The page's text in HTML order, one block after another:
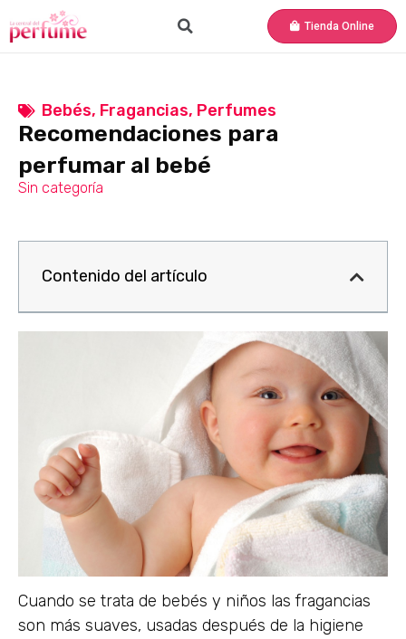
Tienda Online
Bebés, Fragancias, Perfumes
Recomendaciones para
perfumar al bebé
Sin categoría
Contenido del artículo
Cuando se trata de bebés y niños las fragancias
son más suaves, usadas después de la higiene